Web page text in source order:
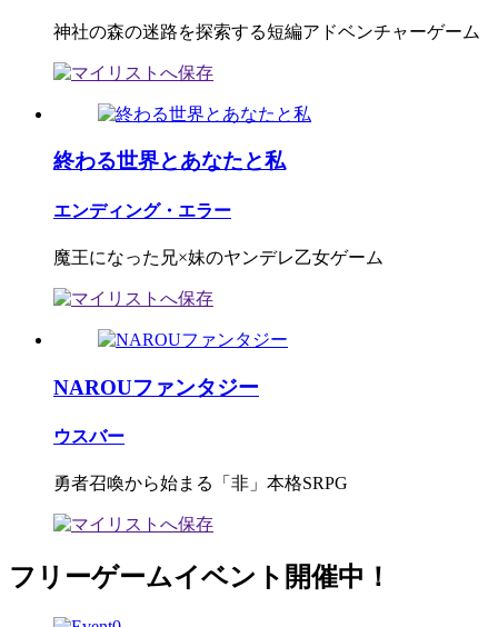
神社の森の迷路を探索する短編アドベンチャーゲーム
終わる世界とあなたと私
エンディング・エラー
魔王になった兄×妹のヤンデレ乙女ゲーム
NAROUファンタジー
ウスバー
勇者召喚から始まる「非」本格SRPG
フリーゲームイベント開催中！